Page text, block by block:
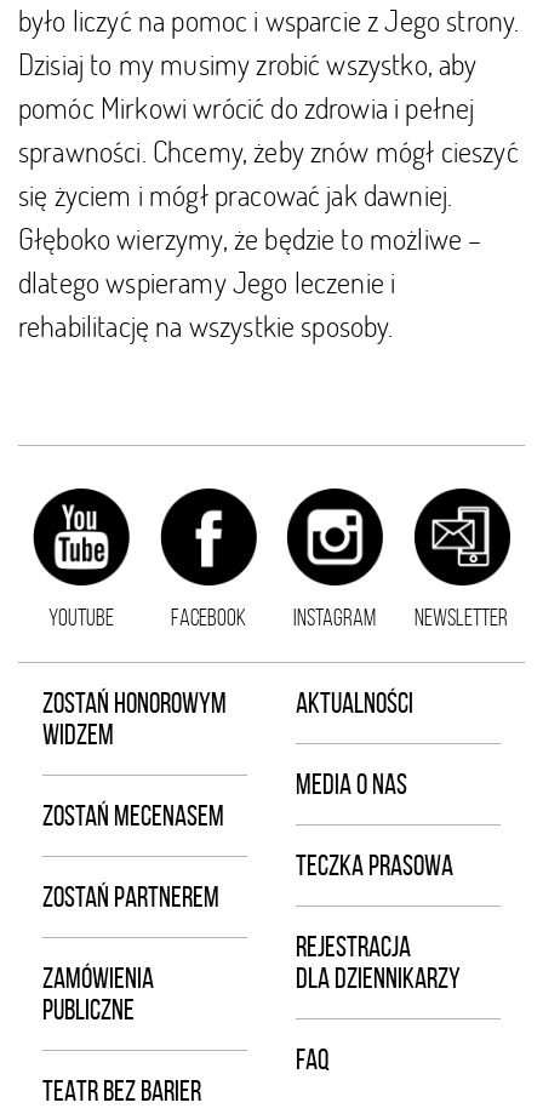
było liczyć na pomoc i wsparcie z Jego strony.
Dzisiaj to my musimy zrobić wszystko, aby
pomóc Mirkowi wrócić do zdrowia i pełnej
sprawności. Chcemy, żeby znów mógł cieszyć
się życiem i mógł pracować jak dawniej.
Głęboko wierzymy, że będzie to możliwe –
dlatego wspieramy Jego leczenie i
rehabilitację na wszystkie sposoby.
YOUTUBE FACEBOOK INSTAGRAM NEWSLETTER
ZOSTAŃ HONOROWYM
WIDZEM
ZOSTAŃ MECENASEM
ZOSTAŃ PARTNEREM
ZAMÓWIENIA
PUBLICZNE
TEATR BEZ BARIER
AKTUALNOŚCI
MEDIA O NAS
TECZKA PRASOWA
REJESTRACJA
DLA DZIENNIKARZY
FAQ